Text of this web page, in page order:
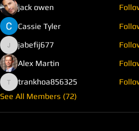
jack owen
Cassie Tyler
jabefij677
jabefij677
Alex Martin
trankhoa856325
trankhoa856325
See All Members (72)